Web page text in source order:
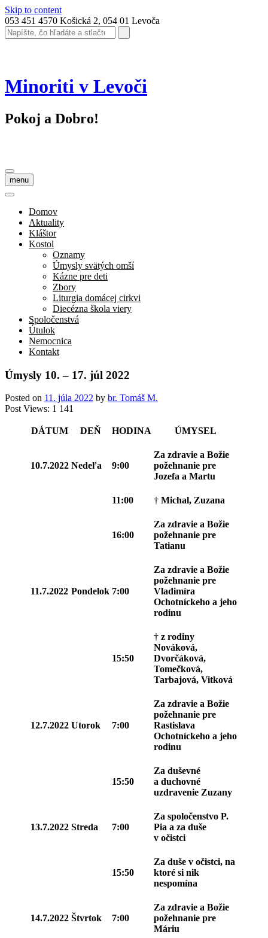
Skip to content
053 451 4570 Košická 2, 054 01 Levoča
Minoriti v Levoči
Pokoj a Dobro!
menu
Domov
Aktuality
Kláštor
Kostol
Oznamy
Úmysly svätých omší
Kázne pre deti
Zbory
Liturgia domácej cirkvi
Diecézna škola viery
Spoločenstvá
Útulok
Nemocnica
Kontakt
Úmysly 10. – 17. júl 2022
Posted on 11. júla 2022 by br. Tomáš M.
Post Views: 1 141
DÁTUM DEŇ HODINA ÚMYSEL
10.7.2022 Nedeľa 9:00
Za zdravie a Božie
požehnanie pre
Jozefa a Martu
11:00 † Michal, Zuzana
16:00
Za zdravie a Božie
požehnanie pre
Tatianu
11.7.2022 Pondelok 7:00
Za zdravie a Božie
požehnanie pre
Vladimíra
Ochotníckeho a jeho
rodinu
15:50
† z rodiny
Nováková,
Dvorčáková,
Tomečková,
Tarbajová, Vitková
12.7.2022 Utorok 7:00
Za zdravie a Božie
požehnanie pre
Rastislava
Ochotníckeho a jeho
rodinu
15:50
Za duševné
a duchovné
uzdravenie Zuzany
13.7.2022 Streda 7:00
Za spoločenstvo P.
Pia a za duše
v očistci
15:50
Za duše v očistci, na
ktoré si nik
nespomína
14.7.2022 Štvrtok 7:00
Za zdravie a Božie
požehnanie pre
Máriu